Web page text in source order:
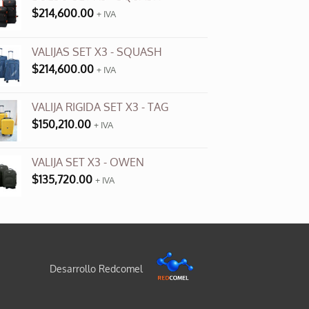
$214,600.00 + IVA
VALIJAS SET X3 - SQUASH
$214,600.00 + IVA
VALIJA RIGIDA SET X3 - TAG
$150,210.00 + IVA
VALIJA SET X3 - OWEN
$135,720.00 + IVA
Desarrollo Redcomel